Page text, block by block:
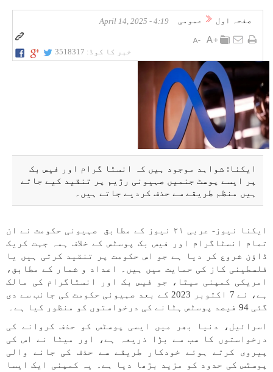
صفحہ اول عمومی 4:19 - April 14, 2025
خبر کا کوڈ: 3518317
ایکنا: شواہد موجود ہیں کہ انسٹا گرام اور فیس بک
پر ایسے پوسٹ جنمیں صہیونی رژیم پر تنقید کیے جاتے
ہیں منظم طریقے سے حذف کردیے جاتے ہیں۔
ایکنا نیوز- عربی ۲۱ نیوز کے مطابق صہیونی حکومت نے ان
تمام انسٹاگرام اور فیس بک پوسٹس کے خلاف ہمہ جہت کریک
ڈاؤن شروع کر دیا ہے جو اس حکومت پر تنقید کرتی ہیں یا
فلسطینی کاز کی حمایت میں ہیں۔ اعداد و شمار کے مطابق،
امریکی کمپنی میٹا، جو فیس بک اور انسٹاگرام کی مالک
ہے، نے 7 اکتوبر 2023 کے بعد صہیونی حکومت کی جانب سے دی
گئی 94 فیصد پوسٹس ہٹانے کی درخواستوں کو منظور کیا ہے۔
اسرائیل، دنیا بھر میں ایسی پوسٹس کو حذف کروانے کی
درخواستوں کا سب سے بڑا ذریعہ ہے، اور میٹا نے اس کی
پیروی کرتے ہوئے خودکار طریقے سے حذف کی جانے والی
پوسٹس کی حدود کو مزید بڑھا دیا ہے۔ یہ کمپنی ایک ایسا